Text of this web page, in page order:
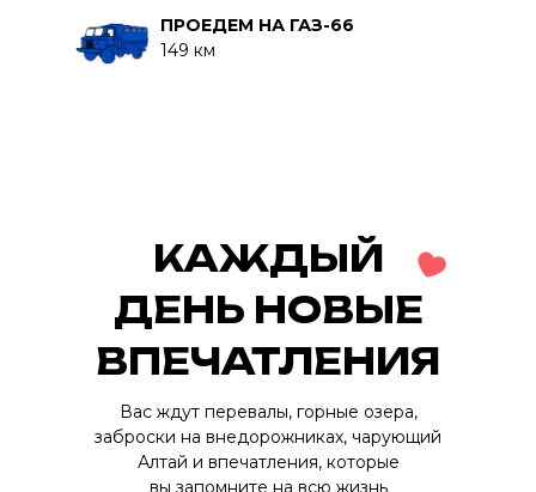
ПРОЕДЕМ НА ГАЗ-66
149 км
КАЖДЫЙ
ДЕНЬ НОВЫЕ
ВПЕЧАТЛЕНИЯ
Вас ждут перевалы, горные озера,
заброски на внедорожниках, чарующий
Алтай и впечатления, которые
вы запомните на всю жизнь